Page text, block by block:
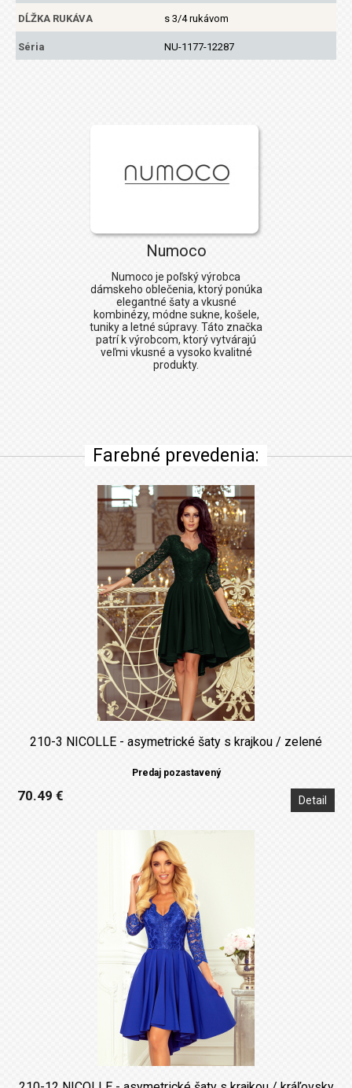
DĹŽKA RUKÁVA s 3/4 rukávom
Séria NU-1177-12287
Numoco
Numoco je poľský výrobca
dámskeho oblečenia, ktorý ponúka
elegantné šaty a vkusné
kombinézy, módne sukne, košele,
tuniky a letné súpravy. Táto značka
patrí k výrobcom, ktorý vytvárajú
veľmi vkusné a vysoko kvalitné
produkty.
Farebné prevedenia:
210-3 NICOLLE - asymetrické šaty s krajkou / zelené
Predaj pozastavený
70.49 € Detail